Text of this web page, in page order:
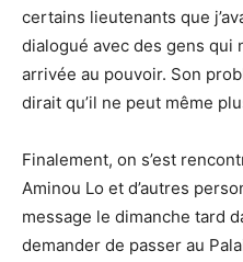
certains lieutenants que
dialogué avec des gens qui
arrivée au pouvoir. Son
dirait qu’il ne peut même
Finalement, on s’est
Aminou Lo et d’autres
message le dimanche tard
demander de passer au